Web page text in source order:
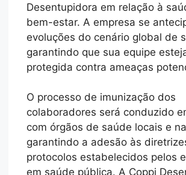
Desentupidora em relação à
bem-estar. A empresa se
evoluções do cenário global de
garantindo que sua equipe
protegida contra ameaças
O processo de imunização dos
colaboradores será conduzido
com órgãos de saúde locais e
garantindo a adesão às
protocolos estabelecidos pelos
em saúde pública. A Coppi